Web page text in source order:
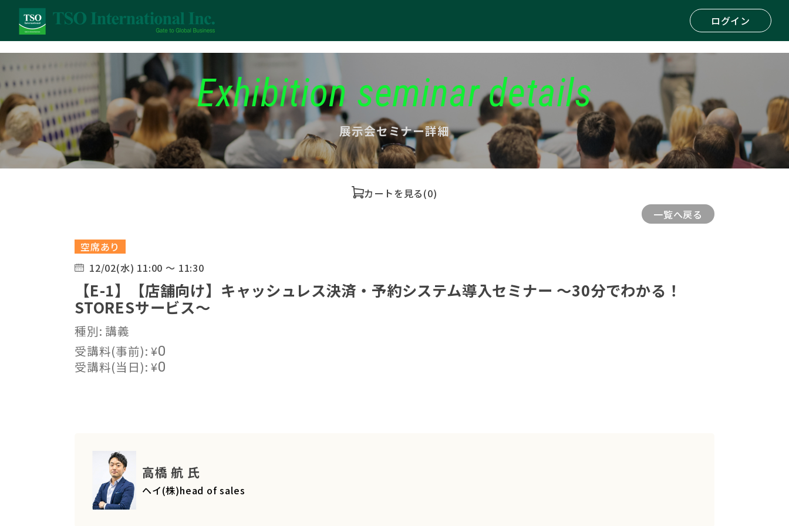
ログイン
Exhibition seminar details
展示会セミナー詳細
カートを見る(0)
一覧へ戻る
空席あり
12/02(水) 11:00 ～ 11:30
【E-1】【店舗向け】キャッシュレス決済・予約システム導入セミナー 〜30分でわかる！
STORESサービス〜
種別: 講義
受講料(事前):¥0
受講料(当日):¥0
高橋 航 氏
ヘイ(株)head of sales